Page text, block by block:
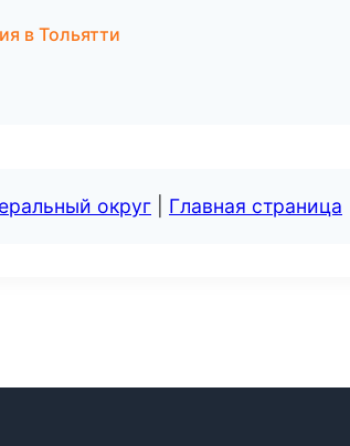
в Тольятти
округ Главная страница